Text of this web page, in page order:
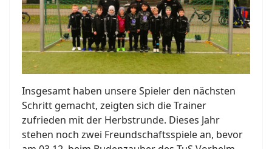
Insgesamt haben unsere Spieler den nächsten
Schritt gemacht, zeigten sich die Trainer
zufrieden mit der Herbstrunde. Dieses Jahr
stehen noch zwei Freundschaftsspiele an, bevor